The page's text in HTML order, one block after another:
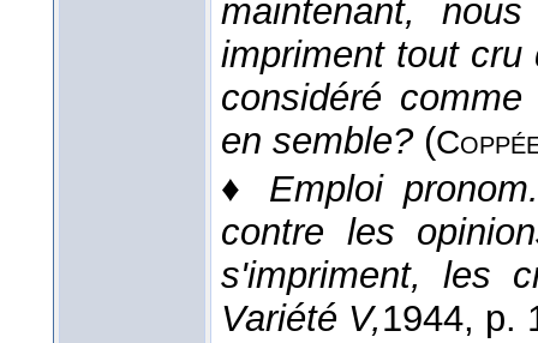
maintenant,
impriment tout cru
considéré
en semble? (
♦ Emploi
contre les
s'impriment, les
Variété V,1944, p.